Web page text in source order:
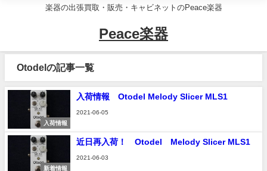
楽器の出張買取・販売・キャビネットのPeace楽器
Peace楽器
Otodelの記事一覧
入荷情報
入荷情報 Otodel Melody Slicer MLS1
2021-06-05
新着情報
近日再入荷！ Otodel Melody Slicer MLS1
2021-06-03